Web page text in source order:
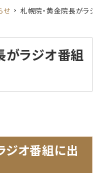
せ 札幌院・黄金院長がラジ
がラジオ番組
ジオ番組に出